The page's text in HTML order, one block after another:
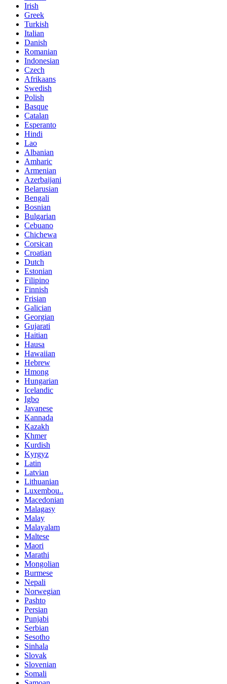
Irish
Greek
Turkish
Italian
Danish
Romanian
Indonesian
Czech
Afrikaans
Swedish
Polish
Basque
Catalan
Esperanto
Hindi
Lao
Albanian
Amharic
Armenian
Azerbaijani
Belarusian
Bengali
Bosnian
Bulgarian
Cebuano
Chichewa
Corsican
Croatian
Dutch
Estonian
Filipino
Finnish
Frisian
Galician
Georgian
Gujarati
Haitian
Hausa
Hawaiian
Hebrew
Hmong
Hungarian
Icelandic
Igbo
Javanese
Kannada
Kazakh
Khmer
Kurdish
Kyrgyz
Latin
Latvian
Lithuanian
Luxembou..
Macedonian
Malagasy
Malay
Malayalam
Maltese
Maori
Marathi
Mongolian
Burmese
Nepali
Norwegian
Pashto
Persian
Punjabi
Serbian
Sesotho
Sinhala
Slovak
Slovenian
Somali